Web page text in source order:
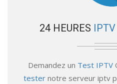
24 HEURES
Demandez un Test IPTV
testernotre serveur iptv